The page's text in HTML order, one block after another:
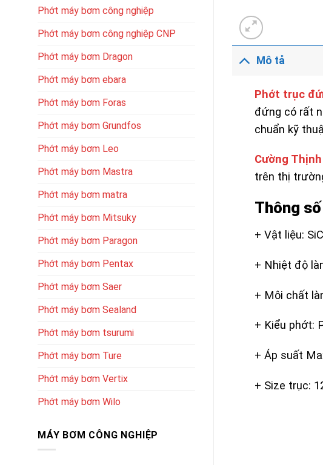
Phớt máy bơm công nghiệp
Phớt máy bơm công nghiệp CNP
Phớt máy bơm Dragon
Phớt máy bơm ebara
Phớt máy bơm Foras
Phớt máy bơm Grundfos
Phớt máy bơm Leo
Phớt máy bơm Mastra
Phớt máy bơm matra
Phớt máy bơm Mitsuky
Phớt máy bơm Paragon
Phớt máy bơm Pentax
Phớt máy bơm Saer
Phớt máy bơm Sealand
Phớt máy bơm tsurumi
Phớt máy bơm Ture
Phớt máy bơm Vertix
Phớt máy bơm Wilo
MÁY BƠM CÔNG NGHIỆP
Mô tả
Phớt trục
đứng có rất
chuẩn kỹ
Cường
trên thị
Thông
+ Vật liệu:
+ Nhiệt độ
+ Môi chất
+ Kiểu phớt:
+ Áp suất
+ Size trục: